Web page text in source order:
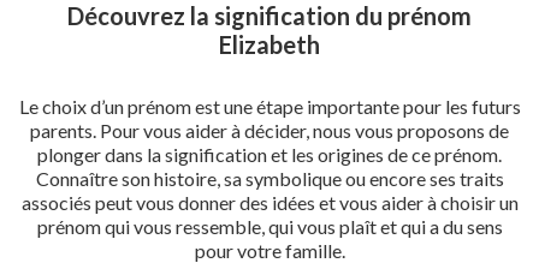
Découvrez la signification du prénom
Elizabeth
Le choix d’un prénom est une étape importante pour les futurs
parents. Pour vous aider à décider, nous vous proposons de
plonger dans la signification et les origines de ce prénom.
Connaître son histoire, sa symbolique ou encore ses traits
associés peut vous donner des idées et vous aider à choisir un
prénom qui vous ressemble, qui vous plaît et qui a du sens
pour votre famille.